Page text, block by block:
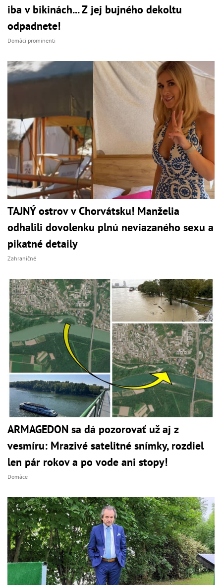
iba v bikinách... Z jej bujného dekoltu
odpadnete!
Domáci prominenti
TAJNÝ ostrov v Chorvátsku! Manželia
odhalili dovolenku plnú neviazaného sexu a
pikatné detaily
Zahraničné
ARMAGEDON sa dá pozorovať už aj z
vesmíru: Mrazivé satelitné snímky, rozdiel
len pár rokov a po vode ani stopy!
Domáce